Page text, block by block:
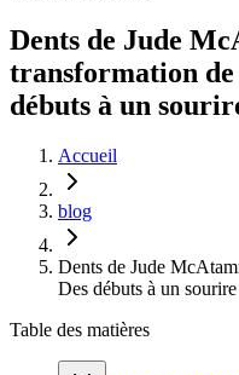
Dents de Jude
transformation de
débuts à un
Accueil
blog
Dents de Jude
Des débuts à un
Table des matières